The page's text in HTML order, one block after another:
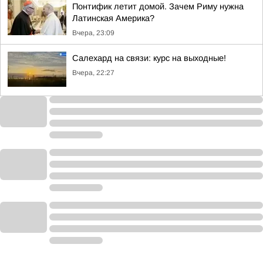
Понтифик летит домой. Зачем Риму нужна
Латинская Америка?
Вчера, 23:09
Салехард на связи: курс на выходные!
Вчера, 22:27